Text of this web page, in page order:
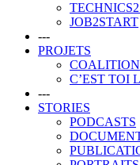
JOB2START
---
PROJETS
COALITION
C’EST TOI
---
STORIES
PODCASTS